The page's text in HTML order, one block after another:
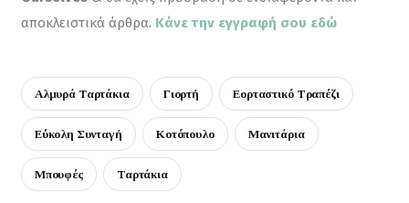
αποκλειστικά άρθρα. Κάνε την εγγραφή σου εδώ
Αλμυρά Ταρτάκια Γιορτή Εορταστικό Τραπέζι
Εύκολη Συνταγή Κοτόπουλο Μανιτάρια
Μπουφές Ταρτάκια